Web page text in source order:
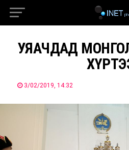
УЯАЧДАД
3/02/2019, 14:32